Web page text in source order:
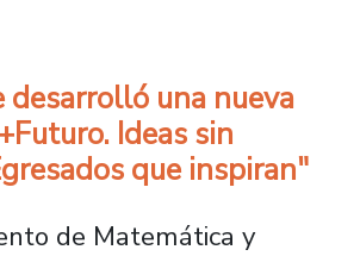
desarrolló una nueva
Ideas sin
que inspiran"
de Matemática y